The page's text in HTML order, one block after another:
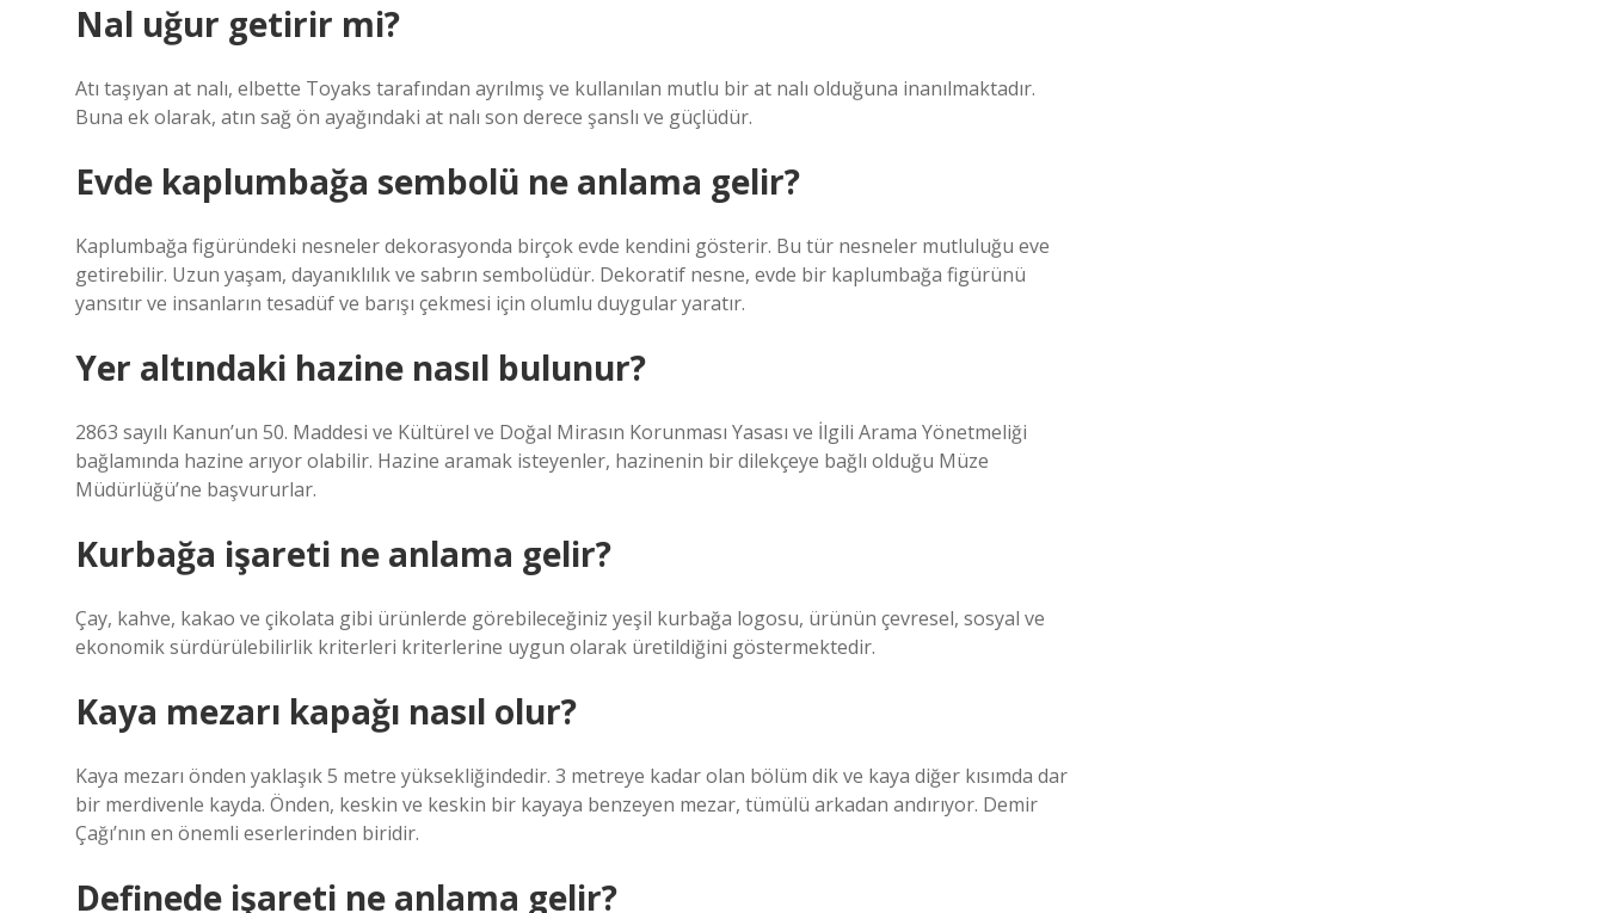
Nal uğur getirir mi?
Atı taşıyan at nalı, elbette Toyaks tarafından ayrılmış ve kullanılan mutlu bir at nalı olduğuna inanılmaktadır.
Buna ek olarak, atın sağ ön ayağındaki at nalı son derece şanslı ve güçlüdür.
Evde kaplumbağa sembolü ne anlama gelir?
Kaplumbağa figüründeki nesneler dekorasyonda birçok evde kendini gösterir. Bu tür nesneler mutluluğu eve
getirebilir. Uzun yaşam, dayanıklılık ve sabrın sembolüdür. Dekoratif nesne, evde bir kaplumbağa figürünü
yansıtır ve insanların tesadüf ve barışı çekmesi için olumlu duygular yaratır.
Yer altındaki hazine nasıl bulunur?
2863 sayılı Kanun’un 50. Maddesi ve Kültürel ve Doğal Mirasın Korunması Yasası ve İlgili Arama Yönetmeliği
bağlamında hazine arıyor olabilir. Hazine aramak isteyenler, hazinenin bir dilekçeye bağlı olduğu Müze
Müdürlüğü’ne başvururlar.
Kurbağa işareti ne anlama gelir?
Çay, kahve, kakao ve çikolata gibi ürünlerde görebileceğiniz yeşil kurbağa logosu, ürünün çevresel, sosyal ve
ekonomik sürdürülebilirlik kriterleri kriterlerine uygun olarak üretildiğini göstermektedir.
Kaya mezarı kapağı nasıl olur?
Kaya mezarı önden yaklaşık 5 metre yüksekliğindedir. 3 metreye kadar olan bölüm dik ve kaya diğer kısımda dar
bir merdivenle kayda. Önden, keskin ve keskin bir kayaya benzeyen mezar, tümülü arkadan andırıyor. Demir
Çağı’nın en önemli eserlerinden biridir.
Definede işareti ne anlama gelir?